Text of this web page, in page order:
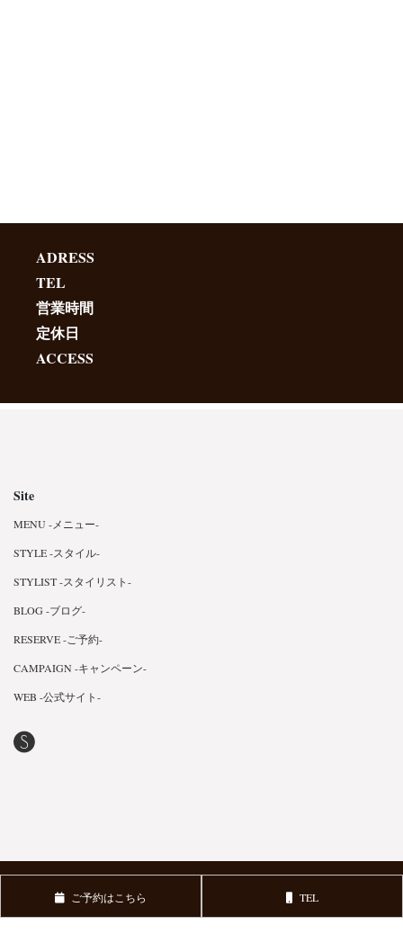
ADRESS
TEL
営業時間
定休日
ACCESS
ご予約はこちら TEL
Site
MENU -メニュー-
STYLE -スタイル-
STYLIST -スタイリスト-
BLOG -ブログ-
RESERVE -ご予約-
CAMPAIGN -キャンペーン-
WEB -公式サイト-
Copyright © 2018 FLEVE. All Rights Reserved.